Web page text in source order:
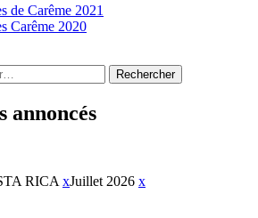
de Carême 2021
Carême 2020
annoncés
RICA xJuillet 2026 x